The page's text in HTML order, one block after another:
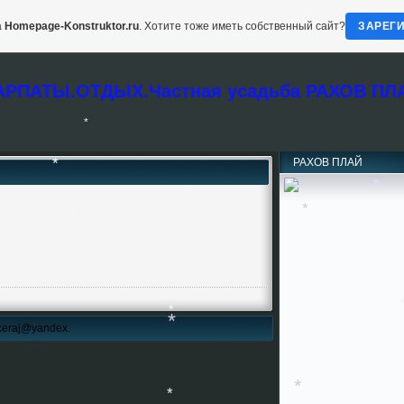
усадьба РАХОВ
РАХОВ ПЛАЙ
Homepage-Konstruktor.ru. Хотите тоже иметь собственный сайт?
*
*